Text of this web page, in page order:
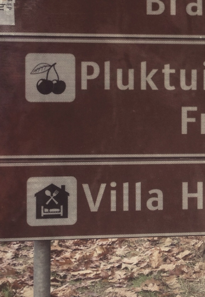
Les commandes ne sont
En raison de la période
horaires d'ouverture /